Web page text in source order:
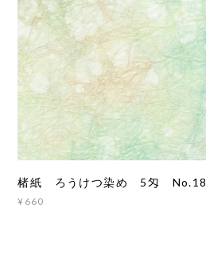
楮紙 ろうけつ染め 5匁 No.18
¥660